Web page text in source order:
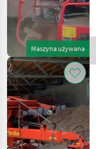
Maszyna używana